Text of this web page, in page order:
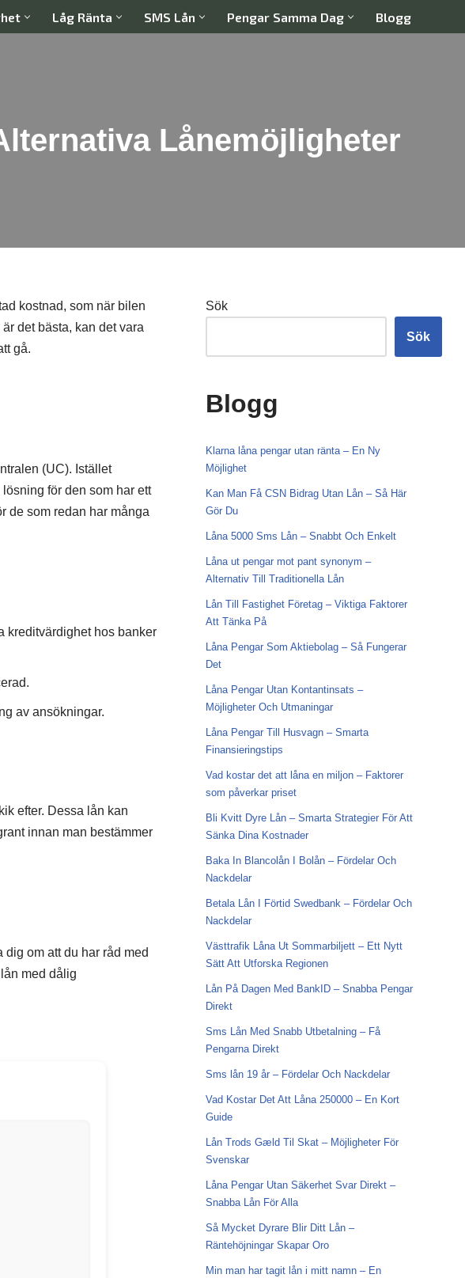
Låg Ränta SMS Lån Pengar Samma Dag Blogg
Lånemöjligheter
kostnad, som när bilen
det bästa, kan det vara
gå.
(UC). Istället
för den som har ett
de som redan har många
kreditvärdighet hos banker
av ansökningar.
efter. Dessa lån kan
innan man bestämmer
om att du har råd med
med dålig
Sök
Sök
Blogg
Klarna låna pengar utan ränta – En Ny
Möjlighet
Kan Man Få CSN Bidrag Utan Lån – Så Här
Gör Du
Låna 5000 Sms Lån – Snabbt Och Enkelt
Låna ut pengar mot pant synonym –
Alternativ Till Traditionella Lån
Lån Till Fastighet Företag – Viktiga Faktorer
Att Tänka På
Låna Pengar Som Aktiebolag – Så Fungerar
Det
Låna Pengar Utan Kontantinsats –
Möjligheter Och Utmaningar
Låna Pengar Till Husvagn – Smarta
Finansieringstips
Vad kostar det att låna en miljon – Faktorer
som påverkar priset
Bli Kvitt Dyre Lån – Smarta Strategier För Att
Sänka Dina Kostnader
Baka In Blancolån I Bolån – Fördelar Och
Nackdelar
Betala Lån I Förtid Swedbank – Fördelar Och
Nackdelar
Västtrafik Låna Ut Sommarbiljett – Ett Nytt
Sätt Att Utforska Regionen
Lån På Dagen Med BankID – Snabba Pengar
Direkt
Sms Lån Med Snabb Utbetalning – Få
Pengarna Direkt
Sms lån 19 år – Fördelar Och Nackdelar
Vad Kostar Det Att Låna 250000 – En Kort
Guide
Lån Trods Gæld Til Skat – Möjligheter För
Svenskar
Låna Pengar Utan Säkerhet Svar Direkt –
Snabba Lån För Alla
Så Mycket Dyrare Blir Ditt Lån –
Räntehöjningar Skapar Oro
Min man har tagit lån i mitt namn – En